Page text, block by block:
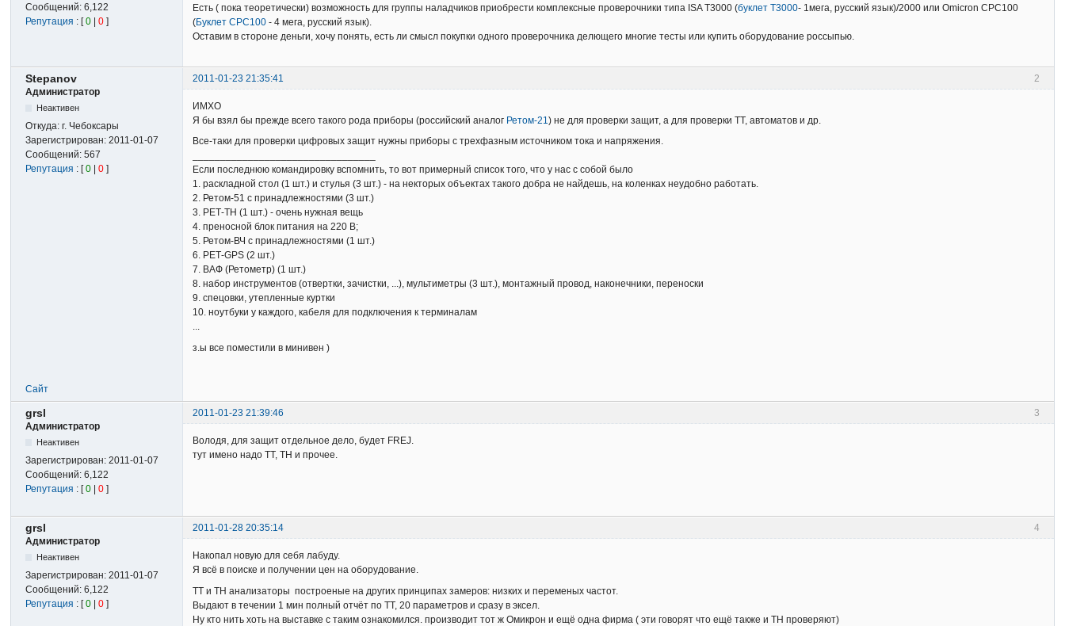
Сообщений:6,122
Репутация : [0 |0 ]
Есть ( пока теоретически) возможность для группы наладчиков приобрести комплексные проверочники типа ISA T3000 (буклет T3000- 1мега, русский язык)/2000 или Omicron CPC100
(Буклет CPC100 - 4 мега, русский язык).
Оставим в стороне деньги, хочу понять, есть ли смысл покупки одного проверочника делющего многие тесты или купить оборудование россыпью.
2
Stepanov
2011-01-23 21:35:41
Администратор
Неактивен
Откуда:г. Чебоксары
Зарегистрирован:2011-01-07
Сообщений:567
Репутация : [0 |0 ]
ИМХО
Я бы взял бы прежде всего такого рода приборы (российский аналог Ретом-21) не для проверки защит, а для проверки ТТ, автоматов и др.
Все-таки для проверки цифровых защит нужны приборы с трехфазным источником тока и напряжения.
Если последнюю командировку вспомнить, то вот примерный список того, что у нас с собой было
1. раскладной стол (1 шт.) и стулья (3 шт.) - на некторых объектах такого добра не найдешь, на коленках неудобно работать.
2. Ретом-51 с принадлежностями (3 шт.)
3. РЕТ-ТН (1 шт.) - очень нужная вещь
4. преносной блок питания на 220 В;
5. Ретом-ВЧ с принадлежностями (1 шт.)
6. РЕТ-GPS (2 шт.)
7. ВАФ (Ретометр) (1 шт.)
8. набор инструментов (отвертки, зачистки, ...), мультиметры (3 шт.), монтажный провод, наконечники, переноски
9. спецовки, утепленные куртки
10. ноутбуки у каждого, кабеля для подключения к терминалам
...
з.ы все поместили в минивен )
Сайт
3
grsl
2011-01-23 21:39:46
Администратор
Неактивен
Зарегистрирован:2011-01-07
Сообщений:6,122
Репутация : [0 |0 ]
Володя, для защит отдельное дело, будет FREJ.
тут имено надо ТТ, ТН и прочее.
4
grsl
2011-01-28 20:35:14
Администратор
Неактивен
Зарегистрирован:2011-01-07
Сообщений:6,122
Репутация : [0 |0 ]
Накопал новую для себя лабуду.
Я всё в поиске и получении цен на оборудование.
ТТ и ТН анализаторы построеные на других принципах замеров: низких и переменых частот.
Выдают в течении 1 мин полный отчёт по ТТ, 20 параметров и сразу в эксел.
Ну кто нить хоть на выставке с таким ознакомился. производит тот ж Омикрон и ещё одна фирма ( эти говорят что ещё также и ТН проверяют)